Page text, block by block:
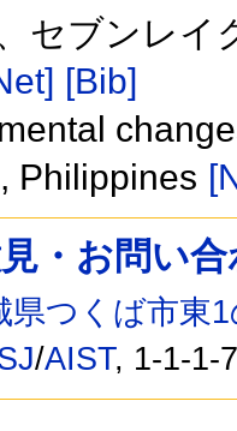
セブンレイ
[Bib]
Philippines
・お問い
県つくば市東
/AIST, 1-1-1-